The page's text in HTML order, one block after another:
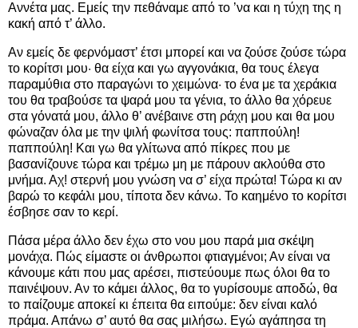
Αννέτα μας. Εμείς την πεθάναμε από το ’να και η τύχη της η
κακή από τ’ άλλο.
Αν εμείς δε φερνόμαστ’ έτσι μπορεί και να ζούσε ζούσε τώρα
το κορίτσι μου· θα είχα και γω αγγονάκια, θα τους έλεγα
παραμύθια στο παραγώνι το χειμώνα· το ένα με τα χεράκια
του θα τραβούσε τα ψαρά μου τα γένια, το άλλο θα χόρευε
στα γόνατά μου, άλλο θ’ ανέβαινε στη ράχη μου και θα μου
φώναζαν όλα με την ψιλή φωνίτσα τους: παππούλη!
παππούλη! Και γω θα γλίτωνα από πίκρες που με
βασανίζουνε τώρα και τρέμω μη με πάρουν ακλούθα στο
μνήμα. Αχ! στερνή μου γνώση να σ’ είχα πρώτα! Τώρα κι αν
βαρώ το κεφάλι μου, τίποτα δεν κάνω. Το καημένο το κορίτσι
έσβησε σαν το κερί.
Πάσα μέρα άλλο δεν έχω στο νου μου παρά μια σκέψη
μονάχα. Πώς είμαστε οι άνθρωποι φτιαγμένοι; Αν είναι να
κάνουμε κάτι που μας αρέσει, πιστεύουμε πως όλοι θα το
παινέψουν. Αν το κάμει άλλος, θα το γυρίσουμε αποδώ, θα
το παίζουμε αποκεί κι έπειτα θα ειπούμε: δεν είναι καλό
πράμα. Απάνω σ’ αυτό θα σας μιλήσω. Εγώ αγάπησα τη